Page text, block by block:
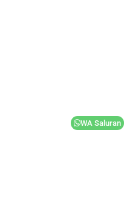
WA Saluran